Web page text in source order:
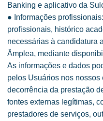
Banking e aplicativo da
● Informações
profissionais, histórico
necessárias à candidatura
Âmplea, mediante
As informações e dados
pelos Usuários nos
decorrência da prestação
fontes externas legítimas,
prestadores de serviços,